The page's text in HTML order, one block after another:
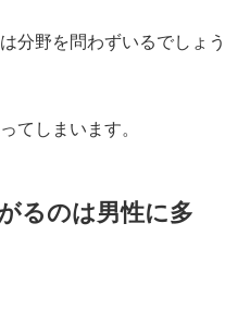
分野を問わずいるでしょう
てしまいます。
るのは男性に多